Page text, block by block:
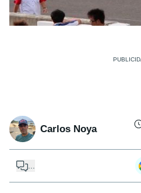
Carlos Noya